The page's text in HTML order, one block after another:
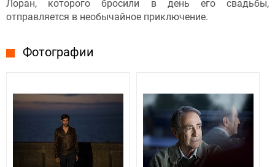
Лоран, которого бросили в день его свадьбы,
отправляется в необычайное приключение.
Фотографии